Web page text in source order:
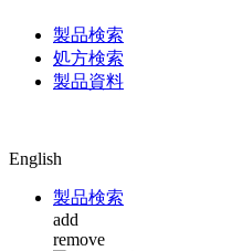
製品検索
処方検索
製品資料
English
製品検索
add
remove